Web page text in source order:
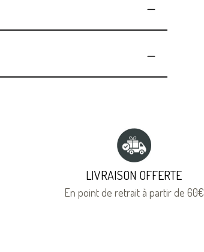
LIVRAISON OFFERTE
En point de retrait à partir de 60€